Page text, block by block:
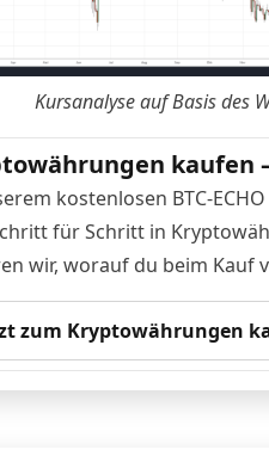
Kursanalyse auf Basis des
kaufen
kostenlosen BTC-
für Schritt in
wir, worauf du beim Kauf
zum Kryptowährungen